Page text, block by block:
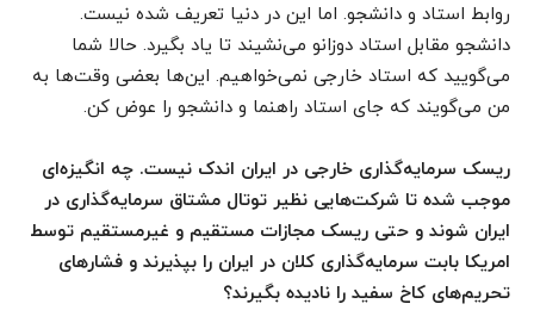
روابط استاد و دانشجو. اما این در دنیا تعریف شده نیست.
دانشجو مقابل استاد دوزانو می‌نشیند تا یاد بگیرد. حالا شما
می‌گویید که استاد خارجی نمی‌خواهیم. این‌ها بعضی وقت‌ها به
من می‌گویند که جای استاد راهنما و دانشجو را عوض کن.
ریسک سرمایه‌گذاری خارجی در ایران اندک نیست. چه انگیزه‌ای
موجب شده تا شرکت‌هایی نظیر توتال مشتاق سرمایه‌گذاری در
ایران شوند و حتی ریسک مجازات مستقیم و غیرمستقیم توسط
امریکا بابت سرمایه‌گذاری کلان در ایران را بپذیرند و فشارهای
تحریم‌های کاخ سفید را نادیده بگیرند؟